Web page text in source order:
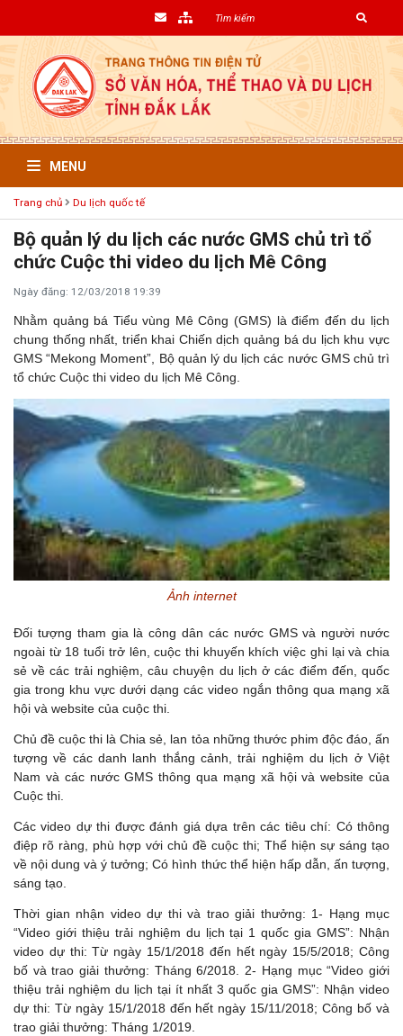
MENU
Trang chủ Du lịch quốc tế
Bộ quản lý du lịch các nước GMS chủ trì tổ
chức Cuộc thi video du lịch Mê Công
Ngày đăng: 12/03/2018 19:39
Nhằm quảng bá Tiểu vùng Mê Công (GMS) là điểm đến du lịch
chung thống nhất, triển khai Chiến dịch quảng bá du lịch khu vực
GMS “Mekong Moment”, Bộ quản lý du lịch các nước GMS chủ trì
tổ chức Cuộc thi video du lịch Mê Công.
Ảnh internet
Đối tượng tham gia là công dân các nước GMS và người nước
ngoài từ 18 tuổi trở lên, cuộc thi khuyến khích việc ghi lại và chia
sẻ về các trải nghiệm, câu chuyện du lịch ở các điểm đến, quốc
gia trong khu vực dưới dạng các video ngắn thông qua mạng xã
hội và website của cuộc thi.
Chủ đề cuộc thi là Chia sẻ, lan tỏa những thước phim độc đáo, ấn
tượng về các danh lanh thắng cảnh, trải nghiệm du lịch ở Việt
Nam và các nước GMS thông qua mạng xã hội và website của
Cuộc thi.
Các video dự thi được đánh giá dựa trên các tiêu chí: Có thông
điệp rõ ràng, phù hợp với chủ đề cuộc thi; Thể hiện sự sáng tạo
về nội dung và ý tưởng; Có hình thức thể hiện hấp dẫn, ấn tượng,
sáng tạo.
Thời gian nhận video dự thi và trao giải thưởng: 1- Hạng mục
“Video giới thiệu trải nghiệm du lịch tại 1 quốc gia GMS”: Nhận
video dự thi: Từ ngày 15/1/2018 đến hết ngày 15/5/2018; Công
bố và trao giải thưởng: Tháng 6/2018. 2- Hạng mục “Video giới
thiệu trải nghiệm du lịch tại ít nhất 3 quốc gia GMS”: Nhận video
dự thi: Từ ngày 15/1/2018 đến hết ngày 15/11/2018; Công bố và
trao giải thưởng: Tháng 1/2019.